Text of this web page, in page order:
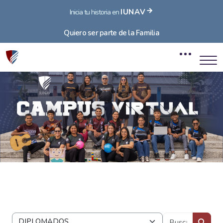
Inicia tu historia en IUNAV
Quiero ser parte de la Familia
Bloques
Bloques